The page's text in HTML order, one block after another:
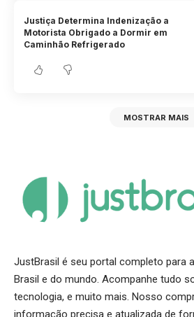
Justiça Determina Indenização a
Motorista Obrigado a Dormir em
Caminhão Refrigerado
MOSTRAR MAIS
JustBrasil é seu portal completo para
Brasil e do mundo. Acompanhe tudo
tecnologia, e muito mais. Nosso
informação precisa e atualizada de